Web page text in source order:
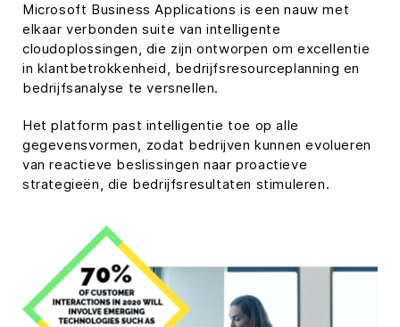
Microsoft Business Applications is een nauw met
elkaar verbonden suite van intelligente
cloudoplossingen, die zijn ontworpen om excellentie
in klantbetrokkenheid, bedrijfsresourceplanning en
bedrijfsanalyse te versnellen.
Het platform past intelligentie toe op alle
gegevensvormen, zodat bedrijven kunnen evolueren
van reactieve beslissingen naar proactieve
strategieën, die bedrijfsresultaten stimuleren.